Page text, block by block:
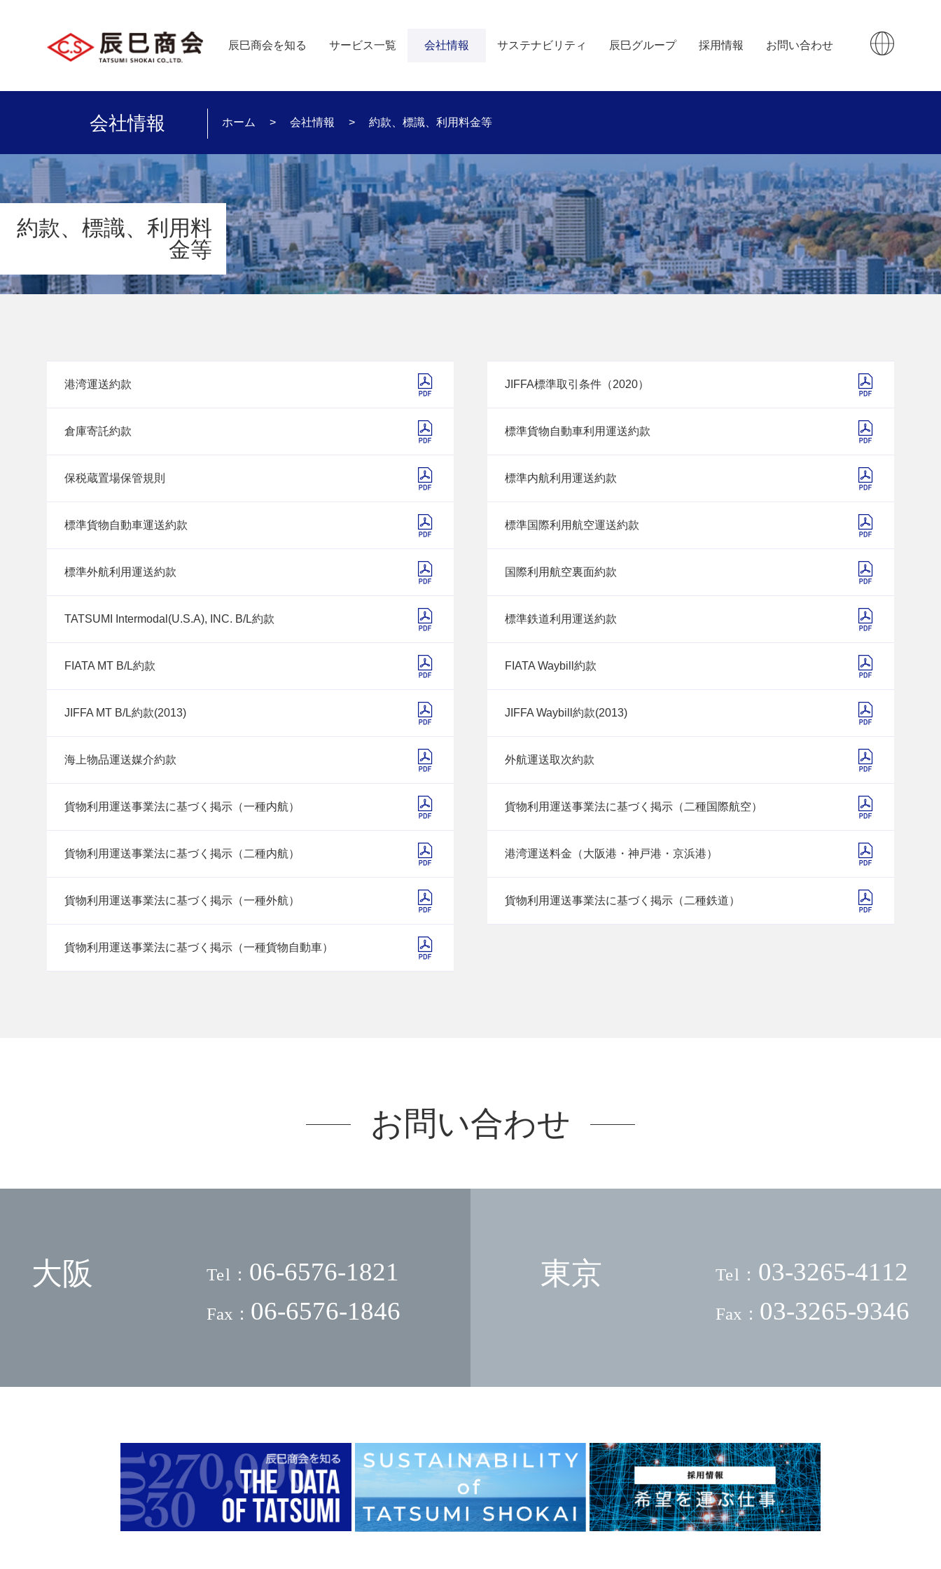
辰巳商会を知る サービス一覧 会社情報 サステナビリティ 辰巳グループ 採用情報 お問い合わせ
会社情報 ホーム 会社情報 約款、標識、利用料金等
約款、標識、利用料
金等
港湾運送約款
倉庫寄託約款
保税蔵置場保管規則
標準貨物自動車運送約款
標準外航利用運送約款
TATSUMI Intermodal(U.S.A), INC. B/L約款
FIATA MT B/L約款
JIFFA MT B/L約款(2013)
海上物品運送媒介約款
貨物利用運送事業法に基づく掲示（一種内航）
貨物利用運送事業法に基づく掲示（二種内航）
貨物利用運送事業法に基づく掲示（一種外航）
貨物利用運送事業法に基づく掲示（一種貨物自動車）
JIFFA標準取引条件（2020）
標準貨物自動車利用運送約款
標準内航利用運送約款
標準国際利用航空運送約款
国際利用航空裏面約款
標準鉄道利用運送約款
FIATA Waybill約款
JIFFA Waybill約款(2013)
外航運送取次約款
貨物利用運送事業法に基づく掲示（二種国際航空）
港湾運送料金（大阪港・神戸港・京浜港）
貨物利用運送事業法に基づく掲示（二種鉄道）
お問い合わせ
大阪 Tel： 06-6576-1821
Fax： 06-6576-1846
東京 Tel： 03-3265-4112
Fax： 03-3265-9346